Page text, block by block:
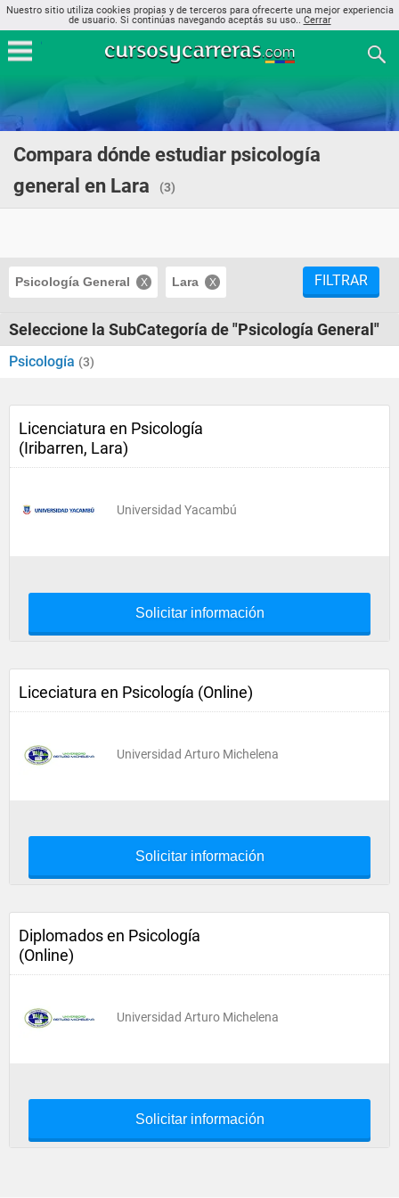
Nuestro sitio utiliza cookies propias y de terceros para ofrecerte una mejor experiencia
de usuario. Si continúas navegando aceptás su uso.. Cerrar
Compara dónde estudiar psicología
general en Lara
(3)
Psicología General Lara FILTRAR
Seleccione la SubCategoría de "Psicología General"
Psicología (3)
Licenciatura en Psicología
(Iribarren, Lara)
Universidad Yacambú
Solicitar información
Liceciatura en Psicología (Online)
Universidad Arturo Michelena
Solicitar información
Diplomados en Psicología
(Online)
Universidad Arturo Michelena
Solicitar información